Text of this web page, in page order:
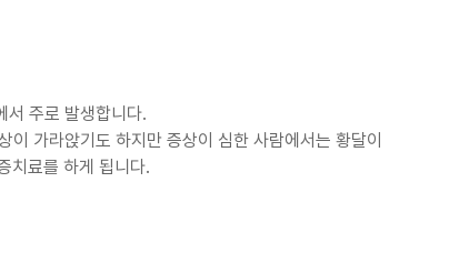
주로 발생합니다.
가라앉기도 하지만 증상이 심한 사람에서는 황달이
치료를 하게 됩니다.